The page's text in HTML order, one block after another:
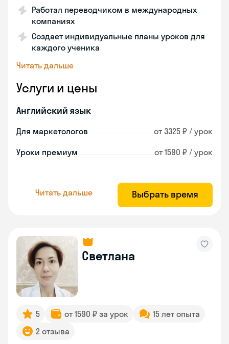
Работал переводчиком в международных
компаниях
Создает индивидуальные планы уроков для
каждого ученика
Читать дальше
Услуги и цены
Английский язык
Для маркетологов от 3325 ₽ / урок
Уроки премиум от 1590 ₽ / урок
Читать дальше Выбрать время
Светлана
5 от 1590 ₽ за урок
15 лет опыта
2 отзыва